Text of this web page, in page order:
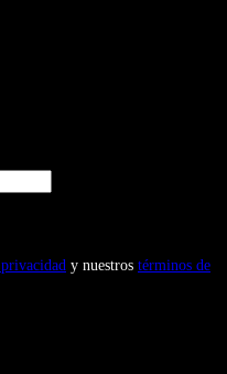
y nuestros términos de